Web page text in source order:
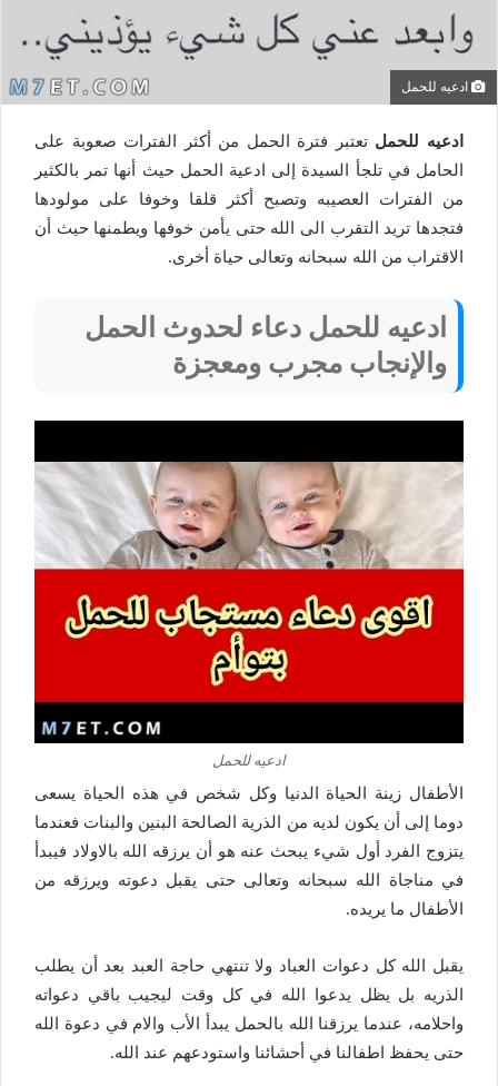
ادعيه للحمل
ادعيه للحمل تعتبر فترة الحمل من أكثر الفترات صعوبة على
الحامل في تلجأ السيدة إلى ادعية الحمل حيث أنها تمر بالكثير
من الفترات العصيبه وتصبح أكثر قلقا وخوفا على مولودها
فتجدها تريد التقرب الى الله حتى يأمن خوفها ويطمنها حيث أن
الاقتراب من الله سبحانه وتعالى حياة أخرى.
ادعيه للحمل دعاء لحدوث الحمل
والإنجاب مجرب ومعجزة
ادعيه للحمل
الأطفال زينة الحياة الدنيا وكل شخص في هذه الحياة يسعى
دوما إلى أن يكون لديه من الذرية الصالحة البنين والبنات فعندما
يتزوج الفرد أول شيء يبحث عنه هو أن يرزقه الله بالاولاد فيبدأ
في مناجاة الله سبحانه وتعالى حتى يقبل دعوته ويرزقه من
الأطفال ما يريده.
يقبل الله كل دعوات العباد ولا تنتهي حاجة العبد بعد أن يطلب
الذريه بل يظل يدعوا الله في كل وقت ليجيب باقي دعواته
واحلامه، عندما يرزقنا الله بالحمل يبدأ الأب والام في دعوة الله
حتى يحفظ اطفالنا في أحشائنا واستودعهم عند الله.